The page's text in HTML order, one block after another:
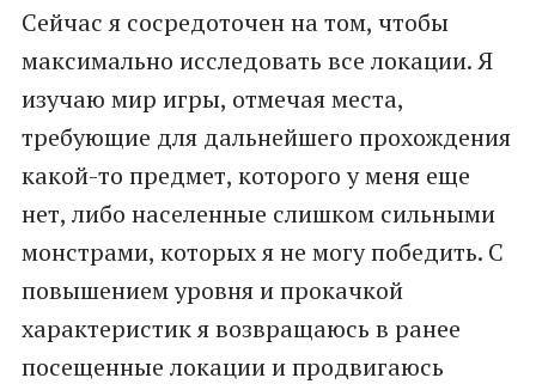
Сейчас я сосредоточен на том, чтобы
максимально исследовать все локации. Я
изучаю мир игры, отмечая места,
требующие для дальнейшего прохождения
какой-то предмет, которого у меня еще
нет, либо населенные слишком сильными
монстрами, которых я не могу победить. С
повышением уровня и прокачкой
характеристик я возвращаюсь в ранее
посещенные локации и продвигаюсь